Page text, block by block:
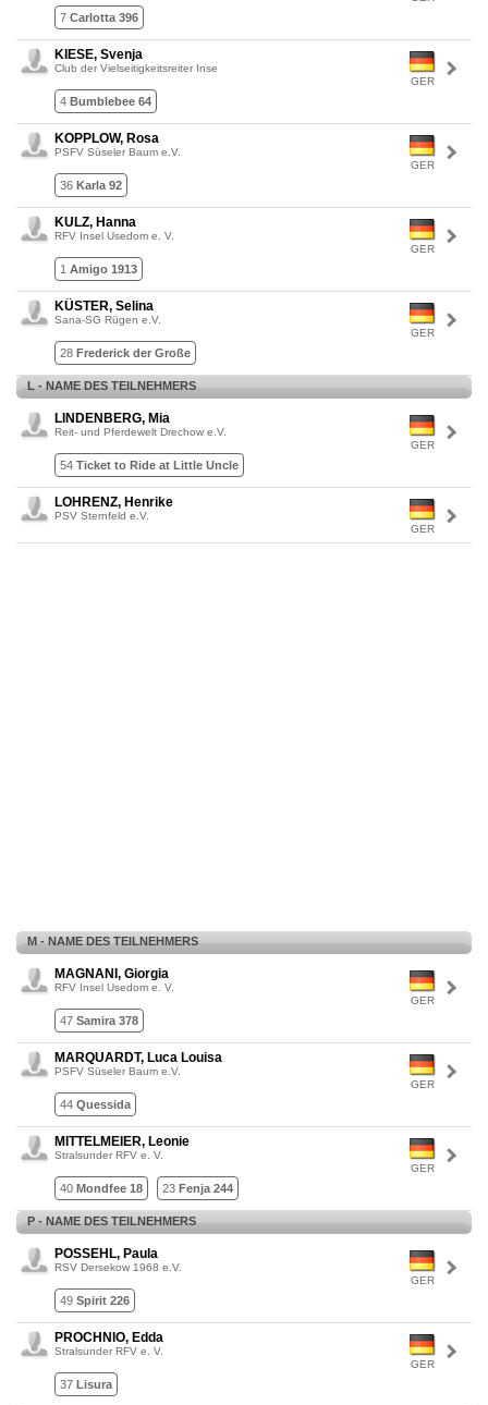
7 Carlotta 396
GER
KIESE, Svenja
Club der Vielseitigkeitsreiter Inse
4 Bumblebee 64
GER
KOPPLOW, Rosa
PSFV Süseler Baum e.V.
36 Karla 92
GER
KULZ, Hanna
RFV Insel Usedom e. V.
1 Amigo 1913
GER
KÜSTER, Selina
Sana-SG Rügen e.V.
28 Frederick der Große
L - NAME DES TEILNEHMERS
GER
LINDENBERG, Mia
Reit- und Pferdewelt Drechow e.V.
54 Ticket to Ride at Little Uncle
GER
LOHRENZ, Henrike
PSV Sternfeld e.V.
M - NAME DES TEILNEHMERS
GER
MAGNANI, Giorgia
RFV Insel Usedom e. V.
47 Samira 378
GER
MARQUARDT, Luca Louisa
PSFV Süseler Baum e.V.
44 Quessida
GER
MITTELMEIER, Leonie
Stralsunder RFV e. V.
40 Mondfee 18 23 Fenja 244
P - NAME DES TEILNEHMERS
GER
POSSEHL, Paula
RSV Dersekow 1968 e.V.
49 Spirit 226
GER
PROCHNIO, Edda
Stralsunder RFV e. V.
37 Lisura